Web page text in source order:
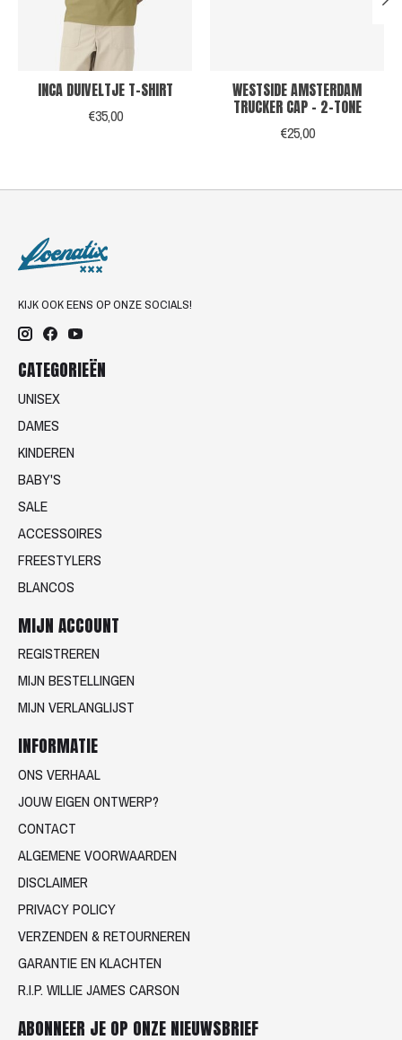
INCA DUIVELTJE T-SHIRT
€35,00
WESTSIDE AMSTERDAM
TRUCKER CAP - 2-TONE
€25,00
KIJK OOK EENS OP ONZE SOCIALS!
CATEGORIEËN
UNISEX
DAMES
KINDEREN
BABY'S
SALE
ACCESSOIRES
FREESTYLERS
BLANCOS
MIJN ACCOUNT
REGISTREREN
MIJN BESTELLINGEN
MIJN VERLANGLIJST
INFORMATIE
ONS VERHAAL
JOUW EIGEN ONTWERP?
CONTACT
ALGEMENE VOORWAARDEN
DISCLAIMER
PRIVACY POLICY
VERZENDEN & RETOURNEREN
GARANTIE EN KLACHTEN
R.I.P. WILLIE JAMES CARSON
ABONNEER JE OP ONZE NIEUWSBRIEF